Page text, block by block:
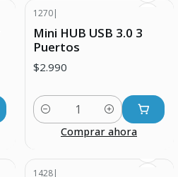
1270|
Mini HUB USB 3.0 3
Puertos
$2.990
Cantidad
Comprar ahora
1428|